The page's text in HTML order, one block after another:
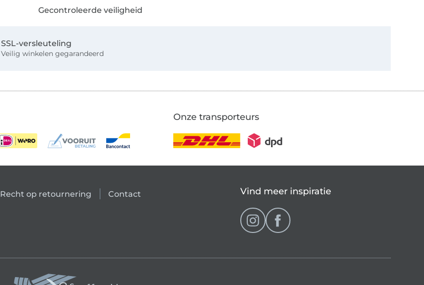
Gecontroleerde veiligheid
SSL-versleuteling
Veilig winkelen gegarandeerd
Onze transporteurs
Recht op retournering Contact Vind meer inspiratie